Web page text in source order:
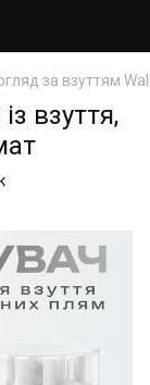
за взуттям
взуття,